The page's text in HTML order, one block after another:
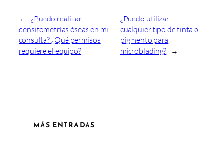
←
¿Puedo realizar
densitometrías óseas en mi
consulta? ¿Qué permisos
requiere el equipo?
¿Puedo utilizar
cualquier tipo de tinta o
pigmento para
microblading? →
MÁS ENTRADAS